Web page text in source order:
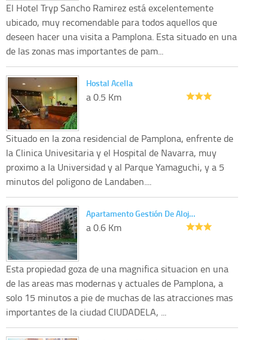
El Hotel Tryp Sancho Ramirez está excelentemente
ubicado, muy recomendable para todos aquellos que
deseen hacer una visita a Pamplona. Esta situado en una
de las zonas mas importantes de pam...
Hostal Acella
a 0.5 Km
Situado en la zona residencial de Pamplona, enfrente de
la Clinica Univesitaria y el Hospital de Navarra, muy
proximo a la Universidad y al Parque Yamaguchi, y a 5
minutos del poligono de Landaben....
Apartamento Gestión De Aloj…
a 0.6 Km
Esta propiedad goza de una magnifica situacion en una
de las areas mas modernas y actuales de Pamplona, a
solo 15 minutos a pie de muchas de las atracciones mas
importantes de la ciudad CIUDADELA, ...